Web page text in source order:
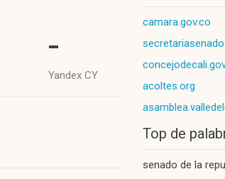
-
Yandex CY
camara.gov.co
acoltes.org
Top de
senado de la